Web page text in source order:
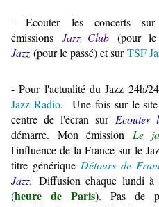
- Ecouter les concerts sur
émissions Jazz Club (pour le
Jazz (pour le passé) et sur TSF
- Pour l'actualité du Jazz 24h/
Jazz Radio.
Une fois sur le
centre de l'écran sur Ecouter
démarre.
Mon émission Le
l'influence de la France sur le
titre générique Détours de
Jazz. Diffusion chaque lundi à
(heure de Paris). Pas de